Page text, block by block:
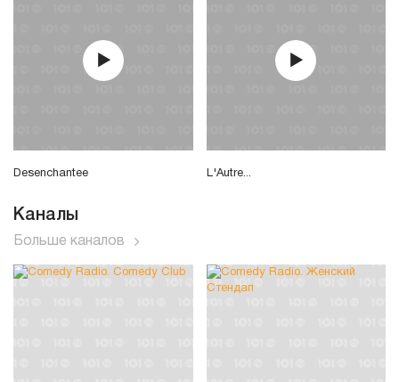
Desenchantee L'Autre...
Каналы
Больше каналов